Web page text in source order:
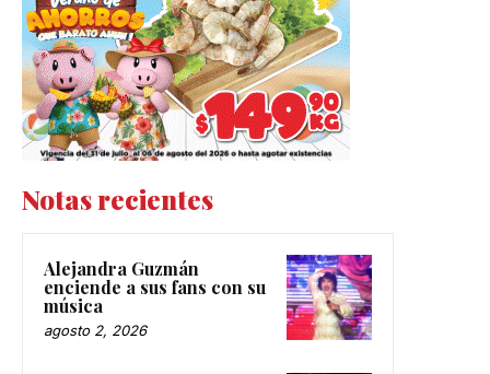
Notas recientes
Alejandra Guzmán
enciende a sus fans con su
música
agosto 2, 2026